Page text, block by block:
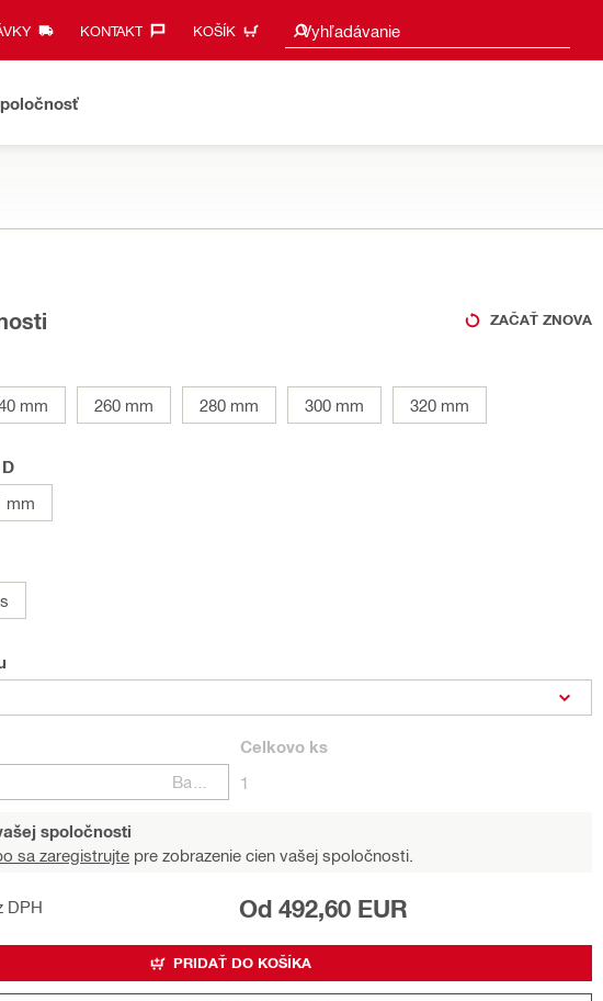
KONTAKT‎ KOŠÍK Vyhľadávanie
Vyhľadať návrhy
ZAČAŤ ZNOVA
mm 260 mm 280 mm 300 mm 320 mm
mm
Celkovo ks
1
spoločnosti
sa zaregistrujte pre zobrazenie cien vašej spoločnosti.
DPH Od 492,60 EUR
PRIDAŤ DO KOŠÍKA